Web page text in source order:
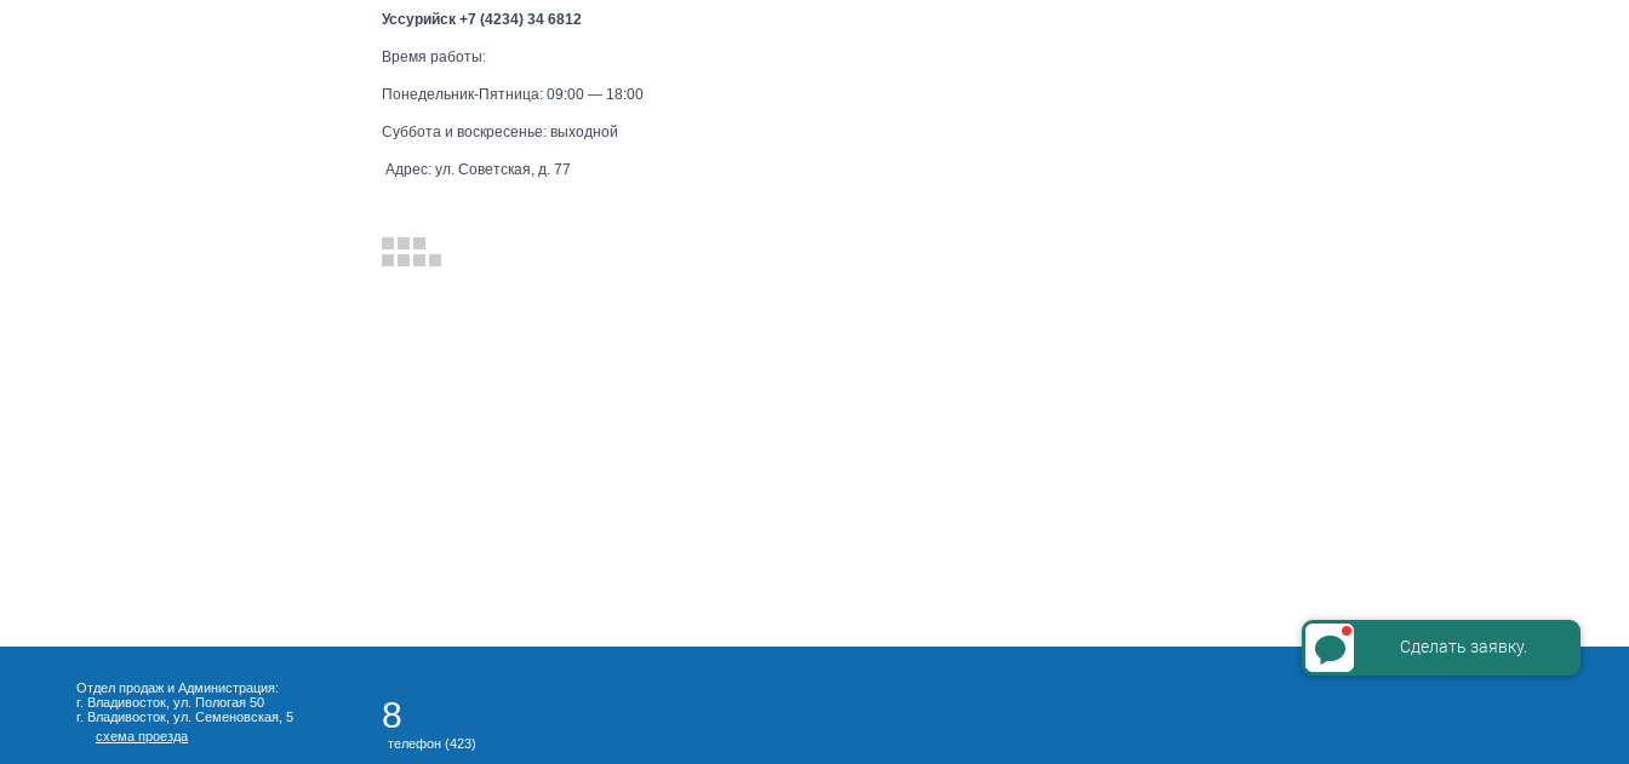
Уссурийск +7 (4234) 34 6812
Время работы:
Понедельник-Пятница: 09:00 — 18:00
Суббота и воскресенье: выходной
Адрес: ул. Советская, д. 77
Отдел продаж и Администрация:
г. Владивосток, ул. Пологая 50
г. Владивосток, ул. Семеновская, 5
схема проезда
8
телефон (423)
Сделать заявку.